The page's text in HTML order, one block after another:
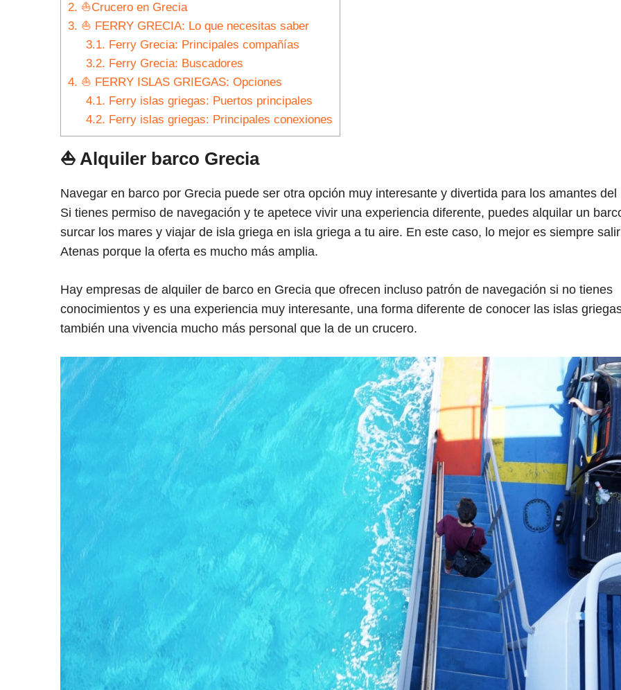
2. ⛵Crucero en Grecia
3. ⛵ FERRY GRECIA: Lo que necesitas saber
3.1. Ferry Grecia: Principales compañías
3.2. Ferry Grecia: Buscadores
4. ⛵ FERRY ISLAS GRIEGAS: Opciones
4.1. Ferry islas griegas: Puertos principales
4.2. Ferry islas griegas: Principales conexiones
⛵ Alquiler barco Grecia
Navegar en barco por Grecia puede ser otra opción muy interesante y divertida para los amantes del
Si tienes permiso de navegación y te apetece vivir una experiencia diferente, puedes alquilar un
surcar los mares y viajar de isla griega en isla griega a tu aire. En este caso, lo mejor es siempre
Atenas porque la oferta es mucho más amplia.
Hay empresas de alquiler de barco en Grecia que ofrecen incluso patrón de navegación si no tienes
conocimientos y es una experiencia muy interesante, una forma diferente de conocer las islas
también una vivencia mucho más personal que la de un crucero.